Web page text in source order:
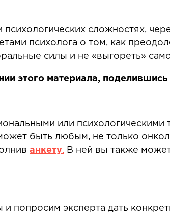
сложностях,
психолога о том, как
силы и не «выгореть»
этого материала,
или
быть любым, не только
анкету. В ней вы также
попросим эксперта дать